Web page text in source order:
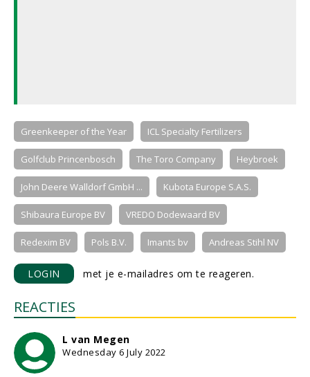
Greenkeeper of the Year ICL Specialty Fertilizers
Golfclub Princenbosch The Toro Company Heybroek
John Deere Walldorf GmbH ... Kubota Europe S.A.S.
Shibaura Europe BV VREDO Dodewaard BV
Redexim BV Pols B.V. Imants bv Andreas Stihl NV
LOGIN met je e-mailadres om te reageren.
REACTIES
L van Megen
Wednesday 6 July 2022